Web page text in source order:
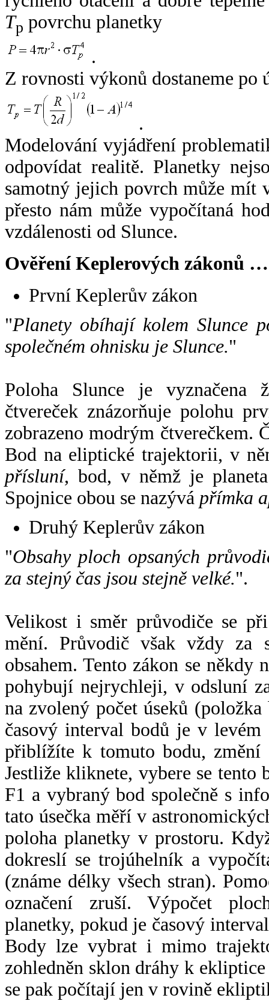
Tp povrchu planetky
.
Z rovnosti výkonů dostaneme po
.
Modelování vyjádření
odpovídat realitě. Planetky
samotný jejich povrch může mít
přesto nám může vypočítaná
vzdálenosti od Slunce.
Ověření Keplerových zákonů …
První Keplerův zákon
"Planety obíhají kolem Slunce
společném ohnisku je Slunce."
Poloha Slunce je vyznačena
čtvereček znázorňuje polohu
zobrazeno modrým čtverečkem.
Bod na eliptické trajektorii, v
přísluní, bod, v němž je
Spojnice obou se nazývá přímka
Druhý Keplerův zákon
"Obsahy ploch opsaných
za stejný čas jsou stejně velké.".
Velikost i směr průvodiče se
mění. Průvodič však vždy za
obsahem. Tento zákon se někdy
pohybují nejrychleji, v odsluní
na zvolený počet úseků
časový interval bodů je v
přiblížíte k tomuto bodu,
Jestliže kliknete, vybere se tento
F1 a vybraný bod společně s
tato úsečka měří v
poloha planetky v prostoru.
dokreslí se trojúhelník a
(známe délky všech stran).
označení zruší. Výpočet
planetky, pokud je časový
Body lze vybrat i mimo
zohledněn sklon dráhy k
se pak počítají jen v rovině